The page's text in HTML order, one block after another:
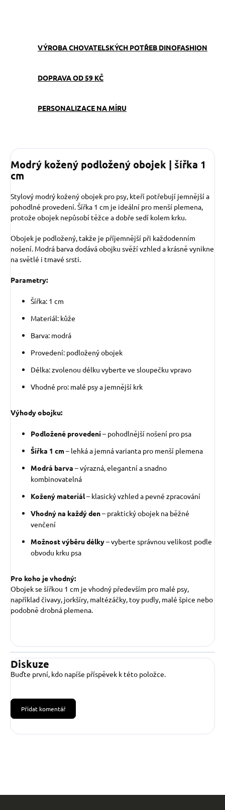
VÝROBA CHOVATELSKÝCH POTŘEB DINOFASHION
DOPRAVA OD 59 KČ
PERSONALIZACE NA MÍRU
Modrý kožený podložený obojek | šířka 1
cm
Stylový modrý kožený obojek pro psy, kteří potřebují jemnější a
pohodlné provedení. Šířka 1 cm je ideální pro menší plemena,
protože obojek nepůsobí těžce a dobře sedí kolem krku.
Obojek je podložený, takže je příjemnější při každodenním
nošení. Modrá barva dodává obojku svěží vzhled a krásně vynikne
na světlé i tmavé srsti.
Parametry:
Šířka: 1 cm
Materiál: kůže
Barva: modrá
Provedení: podložený obojek
Délka: zvolenou délku vyberte ve sloupečku vpravo
Vhodné pro: malé psy a jemnější krk
Výhody obojku:
Podložené provedení– pohodlnější nošení pro psa
Šířka 1 cm– lehká a jemná varianta pro menší plemena
Modrá barva – výrazná, elegantní a snadno
kombinovatelná
Kožený materiál– klasický vzhled a pevné zpracování
Vhodný na každý den– praktický obojek na běžné
venčení
Možnost výběru délky– vyberte správnou velikost podle
obvodu krku psa
Pro koho je vhodný:
Obojek se šířkou 1 cm je vhodný především pro malé psy,
například čivavy, jorkšíry, maltézáčky, toy pudly, malé špice nebo
podobně drobná plemena.
Diskuze
Buďte první, kdo napíše příspěvek k této položce.
Přidat komentář